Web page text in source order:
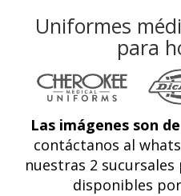
Uniformes
para
Las imágenes son
contáctanos al
nuestras 2
disponibles